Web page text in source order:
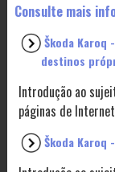
Consulte mais
Škoda Karoq
destinos
Introdução ao
páginas de Internet
Škoda Karoq